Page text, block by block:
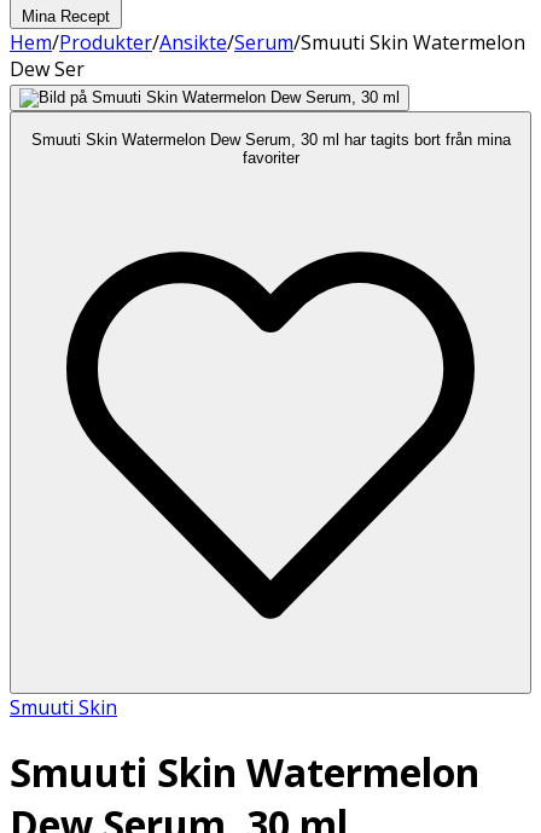
Mina Recept
Hem/Produkter/Ansikte/Serum/Smuuti Skin Watermelon
Dew Ser
Smuuti Skin Watermelon Dew Serum, 30 ml har tagits bort från mina
favoriter
Smuuti Skin
Smuuti Skin Watermelon